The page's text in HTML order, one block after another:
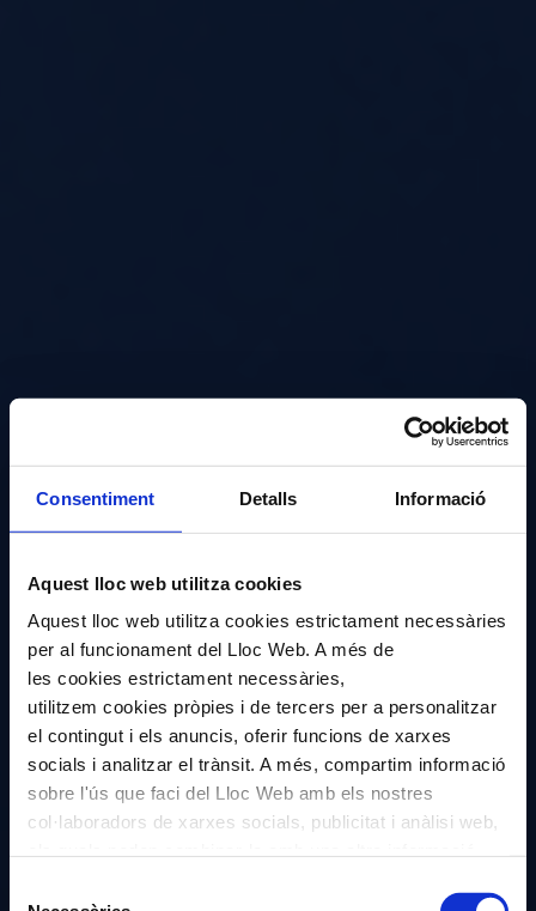
Consentiment Detalls Informació
Aquest lloc web utilitza cookies
Aquest lloc web utilitza cookies estrictament necessàries
per al funcionament del Lloc Web. A més de
les cookies estrictament necessàries,
utilitzem cookies pròpies i de tercers per a personalitzar
el contingut i els anuncis, oferir funcions de xarxes
socials i analitzar el trànsit. A més, compartim informació
sobre l'ús que faci del Lloc Web amb els nostres
col·laboradors de xarxes socials, publicitat i anàlisi web,